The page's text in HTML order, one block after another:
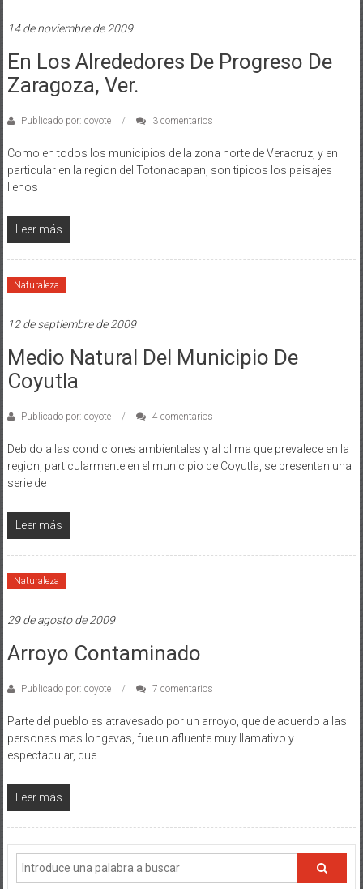
14 de noviembre de 2009
En Los Alrededores De Progreso De
Zaragoza, Ver.
Publicado por: coyote 3 comentarios
Como en todos los municipios de la zona norte de Veracruz, y en
particular en la region del Totonacapan, son tipicos los paisajes
llenos
Leer más
Naturaleza
12 de septiembre de 2009
Medio Natural Del Municipio De
Coyutla
Publicado por: coyote 4 comentarios
Debido a las condiciones ambientales y al clima que prevalece en la
region, particularmente en el municipio de Coyutla, se presentan una
serie de
Leer más
Naturaleza
29 de agosto de 2009
Arroyo Contaminado
Publicado por: coyote 7 comentarios
Parte del pueblo es atravesado por un arroyo, que de acuerdo a las
personas mas longevas, fue un afluente muy llamativo y
espectacular, que
Leer más